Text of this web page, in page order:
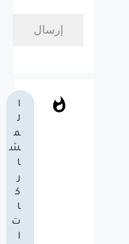
ا
ل
م
ش
ا
ر
ك
ا
ت
ا